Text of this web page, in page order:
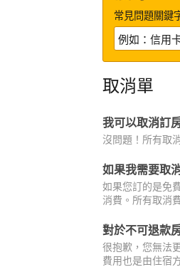
常見問題關鍵
取消單
我可以取消訂
沒問題！所有取
如果我需要取
如果您訂的是免
消費。所有取消
對於不可退款
很抱歉，您無法
費用也是由住宿